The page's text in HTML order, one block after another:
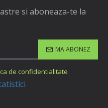
si aboneaza-te la
MA ABONEZ
de confidentialitate